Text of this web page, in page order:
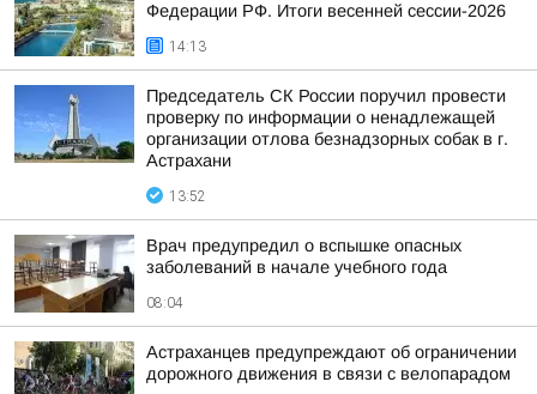
Федерации РФ. Итоги весенней сессии-2026
14:13
Председатель СК России поручил провести
проверку по информации о ненадлежащей
организации отлова безнадзорных собак в г.
Астрахани
13:52
Врач предупредил о вспышке опасных
заболеваний в начале учебного года
08:04
Астраханцев предупреждают об ограничении
дорожного движения в связи с велопарадом